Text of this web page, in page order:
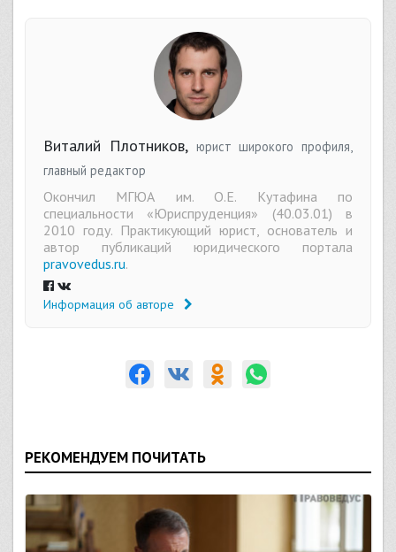
Виталий Плотников, юрист широкого профиля,
главный редактор
Окончил МГЮА им. О.Е. Кутафина по
специальности «Юриспруденция» (40.03.01) в
2010 году. Практикующий юрист, основатель и
автор публикаций юридического портала
pravovedus.ru.
Информация об авторе
РЕКОМЕНДУЕМ ПОЧИТАТЬ